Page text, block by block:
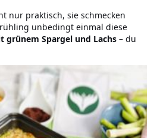
nur praktisch, sie schmecken
unbedingt einmal diese
grünem Spargel und Lachs – du